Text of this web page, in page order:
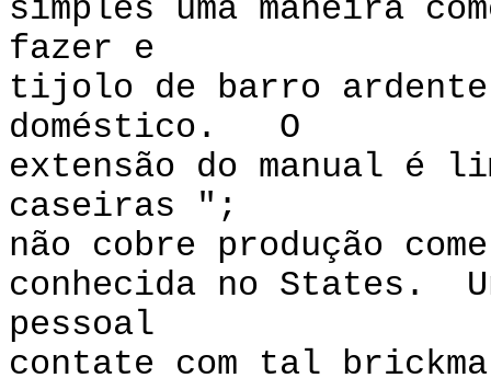
simples uma maneira
fazer e
tijolo de barro
doméstico. O
extensão do manual é
caseiras ";
não cobre produção
conhecida no States.
pessoal
contate com tal